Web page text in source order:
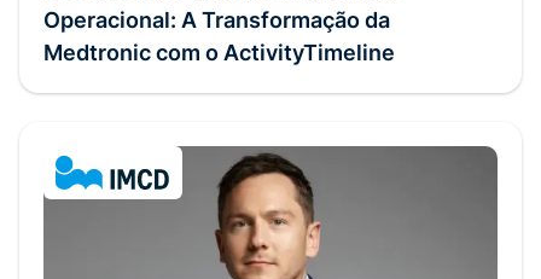
Operacional: A Transformação da
Medtronic com o ActivityTimeline